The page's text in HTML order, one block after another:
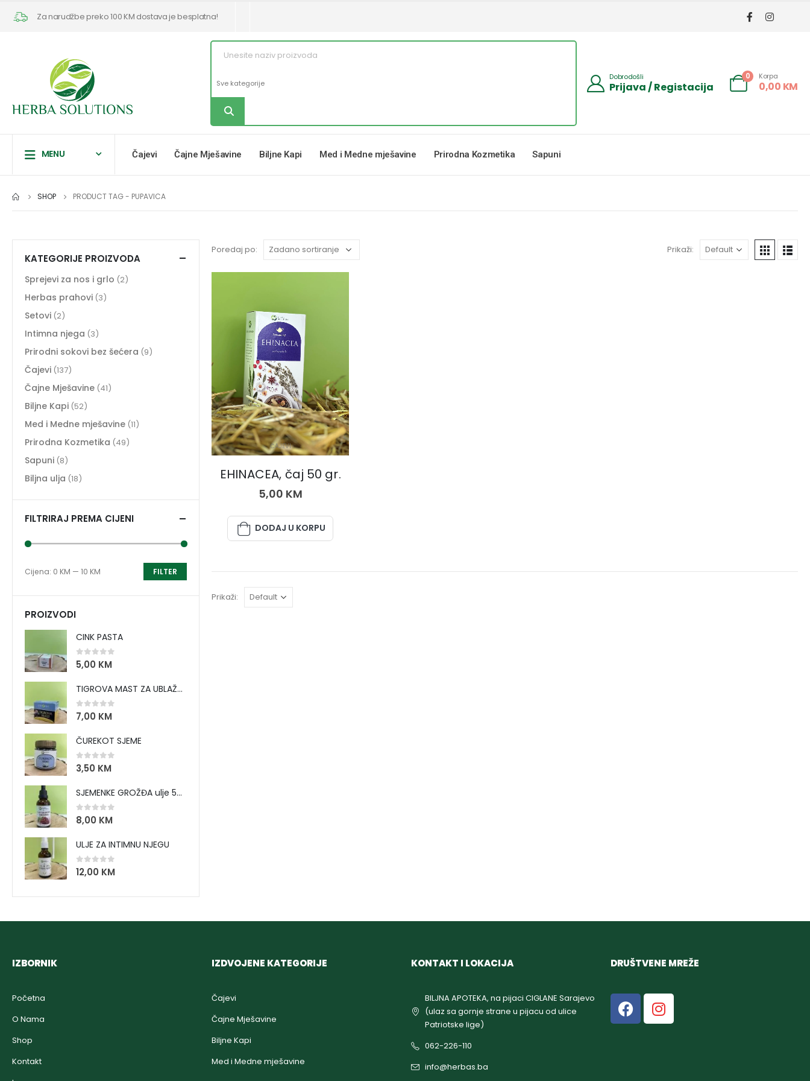
Za narudžbe preko 100 KM dostava je besplatna!
Dobrodošli
Prijava / Registacija
0 Korpa
0,00 KM
MENU Čajevi Čajne Mješavine Biljne Kapi Med i Medne mješavine Prirodna Kozmetika Sapuni
SHOP PRODUCT TAG - PUPAVICA
Poredaj po: Prikaži:
ČAJEVI
EHINACEA, čaj 50 gr.
5,00 KM
DODAJ U KORPU
Prikaži:
KATEGORIJE PROIZVODA
Sprejevi za nos i grlo (2)
Herbas prahovi (3)
Setovi (2)
Intimna njega (3)
Prirodni sokovi bez šećera (9)
Čajevi (137)
Čajne Mješavine (41)
Biljne Kapi (52)
Med i Medne mješavine (11)
Prirodna Kozmetika (49)
Sapuni (8)
Biljna ulja (18)
FILTRIRAJ PREMA CIJENI
FILTER
Cijena: 0 KM — 10 KM
PROIZVODI
CINK PASTA
0 out of 5
5,00 KM
TIGROVA MAST ZA UBLAŽAVANJE BOLOVA I ZAGRIJAVANJE MIŠIĆA
0 out of 5
7,00 KM
ČUREKOT SJEME
0 out of 5
3,50 KM
SJEMENKE GROŽĐA ulje 50 ml
0 out of 5
8,00 KM
ULJE ZA INTIMNU NJEGU
0out of 5
12,00 KM
IZBORNIK
Početna
O Nama
Shop
Kontakt
IZDVOJENE KATEGORIJE
Čajevi
Čajne Mješavine
Biljne Kapi
Med i Medne mješavine
KONTAKT I LOKACIJA
BILJNA APOTEKA, na pijaci CIGLANE Sarajevo
(ulaz sa gornje strane u pijacu od ulice
Patriotske lige)
062-226-110
info@herbas.ba
DRUŠTVENE MREŽE